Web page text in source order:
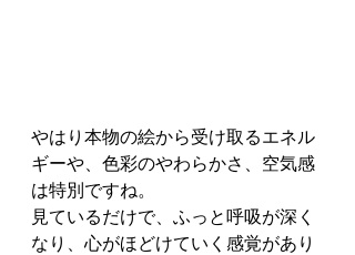
やはり本物の絵から受け取るエネル
ギーや、色彩のやわらかさ、空気感
は特別ですね。
見ているだけで、ふっと呼吸が深く
なり、心がほどけていく感覚があり